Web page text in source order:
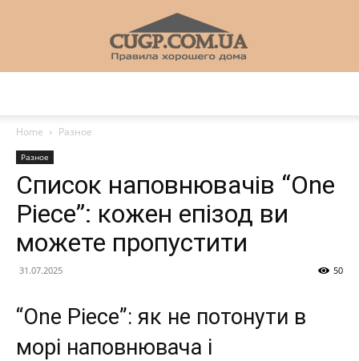
портал
Home Разное
Разное
Список наповнювачів “One
Piece”: кожен епізод ви
можете пропустити
31.07.2025 50
“One Piece”: як не потонути в
морі наповнювача і